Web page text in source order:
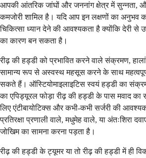
आपकी आंतरिक जांघों और जननांग क्षेत्र में सुन्नता,
कमजोरी शामिल है। यदि आप इन लक्षणों का अनुभव
चिकित्सा ध्यान देने की आवश्यकता है क्योंकि देरी से
का कारण बन सकता है।
रीढ़ की हड्डी को प्रभावित करने वाले संक्रमण,
सामान्य रूप से अस्वस्थ महसूस करने के साथ
सकते हैं। ऑस्टियोमाइलाइटिस स्वयं हड्डी का
का एपिड्यूरल फोड़ा रीढ़ की हड्डी के पास मवाद का
लिए एंटीबायोटिक्स और कभी-कभी सर्जरी की
प्रतिरक्षा प्रणाली वाले, मधुमेह वाले, या अंतःशिरा
जोखिम का सामना करना पड़ता है।
रीढ़ की हड्डी के ट्यूमर या तो रीढ़ की हड्डी में ही